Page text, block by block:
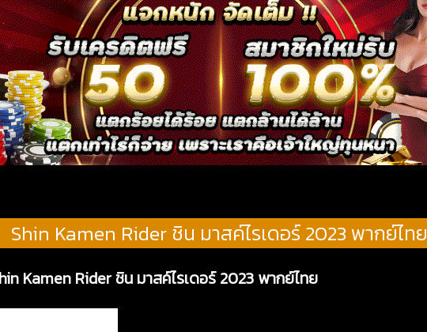
Shin Kamen Rider ชิน มาสค์ไรเดอร์ 2023 พากย์ไทย
Kamen Rider ชิน มาสค์ไรเดอร์ 2023 พากย์ไทย